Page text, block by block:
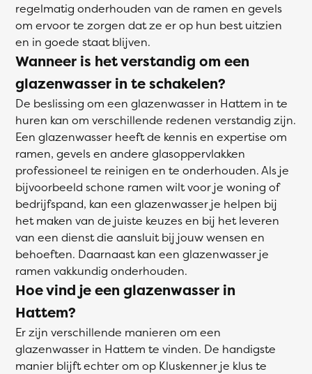
regelmatig onderhouden van de ramen en gevels
om ervoor te zorgen dat ze er op hun best uitzien
en in goede staat blijven.
Wanneer is het verstandig om een
glazenwasser in te schakelen?
De beslissing om een glazenwasser in Hattem in te
huren kan om verschillende redenen verstandig zijn.
Een glazenwasser heeft de kennis en expertise om
ramen, gevels en andere glasoppervlakken
professioneel te reinigen en te onderhouden. Als je
bijvoorbeeld schone ramen wilt voor je woning of
bedrijfspand, kan een glazenwasser je helpen bij
het maken van de juiste keuzes en bij het leveren
van een dienst die aansluit bij jouw wensen en
behoeften. Daarnaast kan een glazenwasser je
ramen vakkundig onderhouden.
Hoe vind je een glazenwasser in
Hattem?
Er zijn verschillende manieren om een
glazenwasser in Hattem te vinden. De handigste
manier blijft echter om op Kluskenner je klus te